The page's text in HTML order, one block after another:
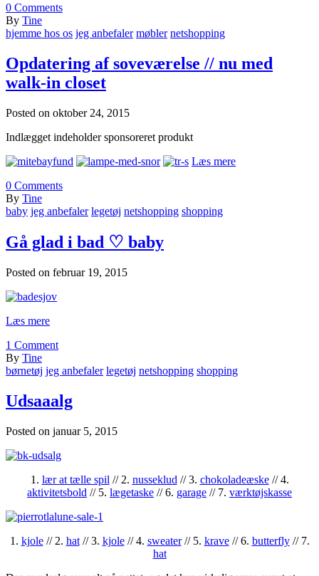
0 Comments
By Tine
hjemme hos os jeg anbefaler møbler netshopping
Opdatering af soveværelse // nu med
walk-in closet
Posted on oktober 24, 2015
Indlægget indeholder sponsoreret produkt
Læs mere
0 Comments
By Tine
baby jeg anbefaler legetøj netshopping shopping
Gå glad i bad ♡ baby
Posted on februar 19, 2015
Læs mere
1 Comment
By Tine
børnetøj jeg anbefaler legetøj netshopping shopping
Udsaaalg
Posted on januar 5, 2015
1. lær at tælle spil // 2. nusseklud // 3. chokoladeæske// 4.
aktivitetsbold // 5. lægetaske // 6. garage // 7. værktøjskasse
1. kjole// 2. hat// 3. kjole// 4. sweater// 5. krave// 6. butterfly// 7.
hat